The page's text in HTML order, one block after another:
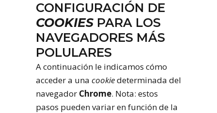
CONFIGURACIÓN DE
COOKIES PARA LOS
NAVEGADORES MÁS
POLULARES
A continuación le indicamos cómo
acceder a una cookiedeterminada del
navegador Chrome. Nota: estos
pasos pueden variar en función de la